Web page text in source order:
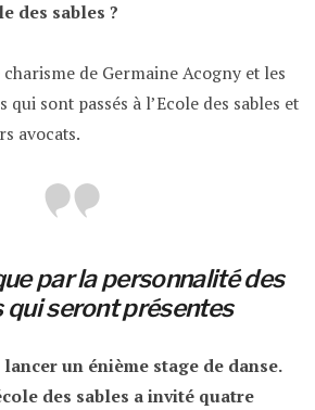
des sables ?
de Germaine Acogny et les
qui sont passés à l’Ecole des sables et
avocats.
par la personnalité des
qui seront présentes
un énième stage de danse.
des sables a invité quatre